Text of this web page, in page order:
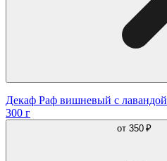
Декаф Раф вишневый с лавандой
300 г
от 350 ₽